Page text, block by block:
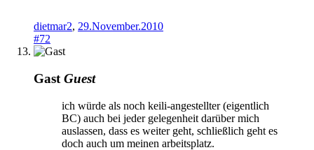
dietmar2, 29.November.2010
#72
Gast Guest
ich würde als noch keili-angestellter (eigentlich
BC) auch bei jeder gelegenheit darüber mich
auslassen, dass es weiter geht, schließlich geht es
doch auch um meinen arbeitsplatz.